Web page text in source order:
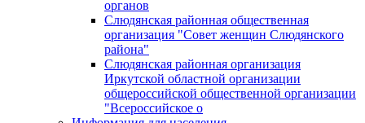
органов
Слюдянская районная общественная
организация "Совет женщин Слюдянского
района"
Слюдянская районная организация
Иркутской областной организации
общероссийской общественной организации
"Всероссийское о